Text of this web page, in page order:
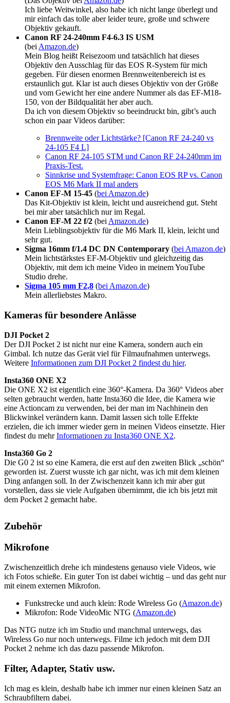
Ich liebe Weitwinkel, also habe ich nicht lange überlegt und
mir einfach das tolle aber leider teure, große und schwere
Objektiv gekauft.
Canon RF 24-240mm F4-6.3 IS USM
(bei Amazon.de)
Mein Blog heißt Reisezoom und tatsächlich hat dieses
Objektiv den Ausschlag für das EOS R-System für mich
gegeben. Für diesen enormen Brennweitenbereich ist es
erstaunlich gut. Klar ist auch dieses Objektiv von der Größe
und vom Gewicht her eine andere Nummer als das EF-M18-
150, von der Bildqualität her aber auch.
Da ich von diesem Objektiv so beeindruckt bin, gibt’s auch
schon ein paar Videos darüber:
Brennweite oder Lichtstärke? [Canon RF 24-240 vs
24-105 F4 L]
Canon RF 24-105 STM und Canon RF 24-240mm im
Praxis-Test.
Sinnkrise und Systemfrage: Canon EOS RP vs. Canon
EOS M6 Mark II mal anders
Canon EF-M 15-45 (bei Amazon.de)
Das Kit-Objektiv ist klein, leicht und ausreichend gut. Steht
bei mir aber tatsächlich nur im Regal.
Canon EF-M 22 f/2 (bei Amazon.de)
Mein Lieblingsobjektiv für die M6 Mark II, klein, leicht und
sehr gut.
Sigma 16mm f/1.4 DC DN Contemporary (bei Amazon.de)
Mein lichtstärkstes EF-M-Objektiv und gleichzeitig das
Objektiv, mit dem ich meine Video in meinem YouTube
Studio drehe.
Sigma 105 mm F2,8 (bei Amazon.de)
Mein allerliebstes Makro.
Kameras für besondere Anlässe
DJI Pocket 2
Der DJI Pocket 2 ist nicht nur eine Kamera, sondern auch ein
Gimbal. Ich nutze das Gerät viel für Filmaufnahmen unterwegs.
Weitere Informationen zum DJI Pocket 2 findest du hier.
Insta360 ONE X2
Die ONE X2 ist eigentlich eine 360°-Kamera. Da 360° Videos aber
selten gebraucht werden, hatte Insta360 die Idee, die Kamera wie
eine Actioncam zu verwenden, bei der man im Nachhinein den
Blickwinkel verändern kann. Damit lassen sich tolle Effekte
erzielen, die ich immer wieder gern in meinen Videos einsetzte. Hier
findest du mehrInformationen zu Insta360 ONE X2.
Insta360 Go 2
Die G0 2 ist so eine Kamera, die erst auf den zweiten Blick „schön“
geworden ist. Zuerst wusste ich gar nicht, was ich mit dem kleinen
Ding anfangen soll. In der Zwischenzeit kann ich mir aber gut
vorstellen, dass sie viele Aufgaben übernimmt, die ich bis jetzt mit
dem Pocket 2 gemacht habe.
Zubehör
Mikrofone
Zwischenzeitlich drehe ich mindestens genauso viele Videos, wie
ich Fotos schieße. Ein guter Ton ist dabei wichtig – und das geht nur
mit einem externen Mikrofon.
Funkstrecke und auch klein: Rode Wireless Go (Amazon.de)
Mikrofon: Rode VideoMic NTG (Amazon.de)
Das NTG nutze ich im Studio und manchmal unterwegs, das
Wireless Go nur noch unterwegs. Filme ich jedoch mit dem DJI
Pocket 2 nehme ich das dazu passende Mikrofon.
Filter, Adapter, Stativ usw.
Ich mag es klein, deshalb habe ich immer nur einen kleinen Satz an
Schraubfiltern dabei.